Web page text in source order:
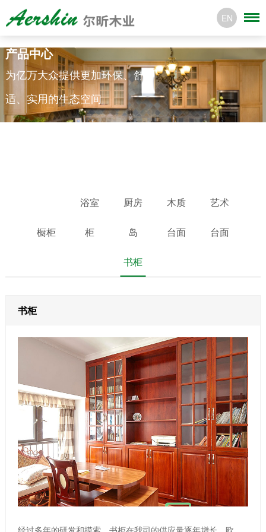
EN
产品中心
为亿万大众提供更加环保、舒
适、实用的生态空间
橱柜
浴室
柜
厨房
岛
木质
台面
艺术
台面
书柜
书柜
经过多年的研发和摸索，书柜在我司的供应量逐年增长。欧